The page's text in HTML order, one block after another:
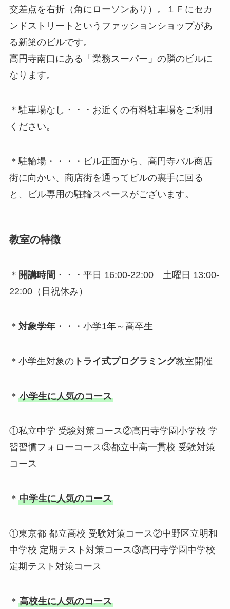
交差点を右折（角にローソンあり）。１Ｆにセカ
ンドストリートというファッションショップがあ
る新築のビルです。
高円寺南口にある「業務スーパー」の隣のビルに
なります。
＊駐車場なし・・・お近くの有料駐車場をご利用
ください。
＊駐輪場・・・・ビル正面から、高円寺パル商店
街に向かい、商店街を通ってビルの裏手に回る
と、ビル専用の駐輪スペースがございます。
教室の特徴
＊ 開講時間 ・・・平日 16:00-22:00 土曜日 13:00-
22:00（日祝休み）
＊ 対象学年・・・小学1年～高卒生
＊小学生対象のトライ式プログラミング教室開催
＊ 小学生に人気のコース
①私立中学 受験対策コース②高円寺学園小学校 学
習習慣フォローコース③都立中高一貫校 受験対策
コース
＊ 中学生に人気のコース
①東京都 都立高校 受験対策コース②中野区立明和
中学校 定期テスト対策コース③高円寺学園中学校
定期テスト対策コース
＊ 高校生に人気のコース